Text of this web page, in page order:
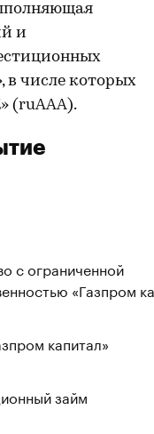
и
в числе которых
(ruAAA).
с ограниченной
«Газпром
капитал»
займ